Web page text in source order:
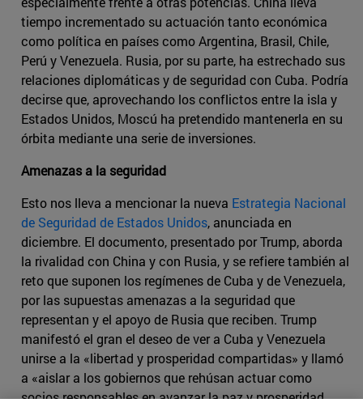
tiempo incrementado su actuación tanto económica
como política en países como Argentina, Brasil, Chile,
Perú y Venezuela. Rusia, por su parte, ha estrechado sus
relaciones diplomáticas y de seguridad con Cuba. Podría
decirse que, aprovechando los conflictos entre la isla y
Estados Unidos, Moscú ha pretendido mantenerla en su
órbita mediante una serie de inversiones.
Amenazas a la seguridad
Esto nos lleva a mencionar la nueva Estrategia Nacional
de Seguridad de Estados Unidos, anunciada en
diciembre. El documento, presentado por Trump, aborda
la rivalidad con China y con Rusia, y se refiere también al
reto que suponen los regímenes de Cuba y de Venezuela,
por las supuestas amenazas a la seguridad que
representan y el apoyo de Rusia que reciben. Trump
manifestó el gran el deseo de ver a Cuba y Venezuela
unirse a la «libertad y prosperidad compartidas» y llamó
a «aislar a los gobiernos que rehúsan actuar como
socios responsables en avanzar la paz y prosperidad